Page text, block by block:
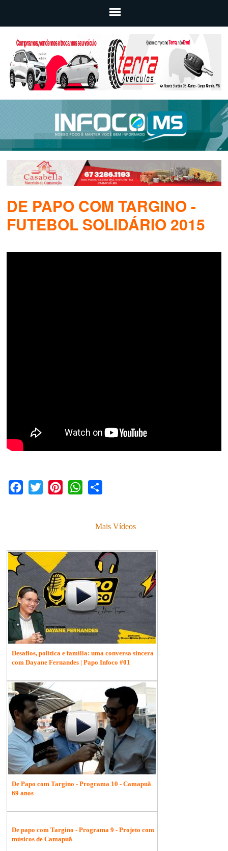
DE PAPO COM TARGINO -
FUTEBOL SOLIDÁRIO 2015
Facebook
Twitter PinterestWhatsApp
Mais Vídeos
Desafios, política e família: uma conversa sincera
com Dayane Fernandes | Papo Infoco #01
De Papo com Targino - Programa 10 - Camapuã
69 anos
De papo com Targino - Programa 9 - Projeto com
músicos de Camapuã